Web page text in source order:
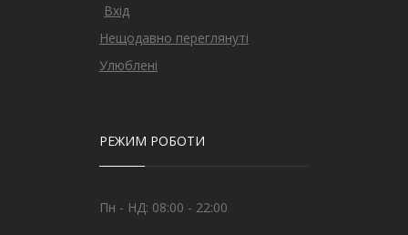
Вхід
Нещодавно переглянуті
Улюблені
РЕЖИМ РОБОТИ
Пн - НД: 08:00 - 22:00